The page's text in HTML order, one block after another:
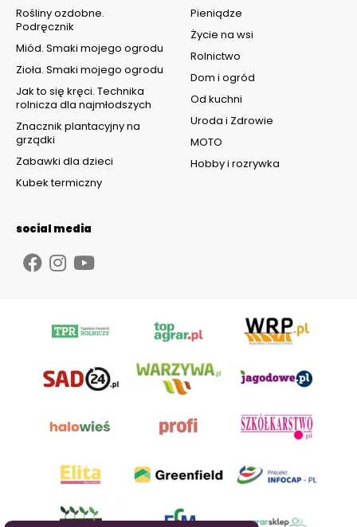
Pieniądze
Życie na wsi
Rolnictwo
Dom i ogród
Od kuchni
Uroda i Zdrowie
MOTO
Hobby i rozrywka
Rośliny ozdobne.
Podręcznik
Miód. Smaki mojego ogrodu
Zioła. Smaki mojego ogrodu
Jak to się kręci. Technika
rolnicza dla najmłodszych
Znacznik plantacyjny na
grządki
Zabawki dla dzieci
Kubek termiczny
social media